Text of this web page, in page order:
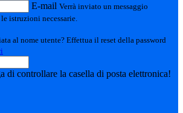
E-mail Verrà inviato un messaggio
istruzioni necessarie.
al nome utente? Effettua il reset della password
di controllare la casella di posta elettronica!